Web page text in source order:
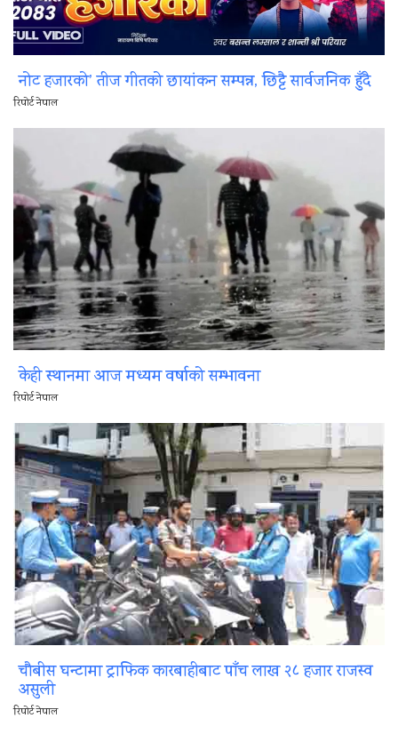
नोट हजारको’ तीज गीतको छायांकन सम्पन्न, छिट्टै सार्वजनिक हुँदै
रिपोर्ट नेपाल
केही स्थानमा आज मध्यम वर्षाको सम्भावना
रिपोर्ट नेपाल
चौबीस घन्टामा ट्राफिक कारबाहीबाट पाँच लाख २८ हजार राजस्व
असुली
रिपोर्ट नेपाल